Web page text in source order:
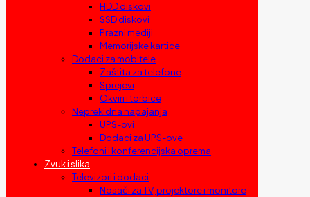
HDD diskovi
SSD diskovi
Prazni mediji
Memorijske kartice
Dodaci za mobitele
Zaštita za telefone
Sprejevi
Okviri i torbice
Neprekidna napajanja
UPS-ovi
Dodaci za UPS-ove
Telefoni i konferencijska oprema
Zvuk i slika
Televizori i dodaci
Nosači za TV, projektore i monitore